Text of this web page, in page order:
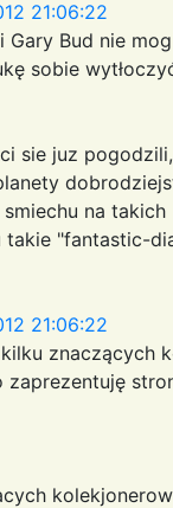
21:06:22
Gary Bud nie
sobie
sie juz
na
"fantastic-
21:06:22
kilku
zaprezentuję